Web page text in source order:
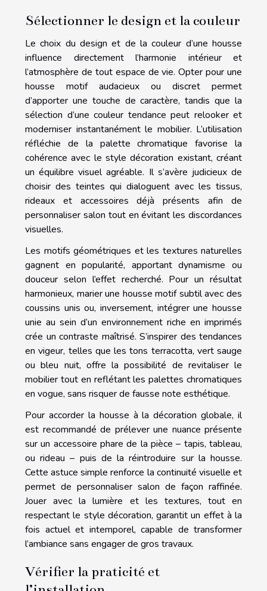
Sélectionner le design et la couleur
Le choix du design et de la couleur d’une housse
influence directement l’harmonie intérieur et
l’atmosphère de tout espace de vie. Opter pour une
housse motif audacieux ou discret permet
d’apporter une touche de caractère, tandis que la
sélection d’une couleur tendance peut relooker et
moderniser instantanément le mobilier. L’utilisation
réfléchie de la palette chromatique favorise la
cohérence avec le style décoration existant, créant
un équilibre visuel agréable. Il s’avère judicieux de
choisir des teintes qui dialoguent avec les tissus,
rideaux et accessoires déjà présents afin de
personnaliser salon tout en évitant les discordances
visuelles.
Les motifs géométriques et les textures naturelles
gagnent en popularité, apportant dynamisme ou
douceur selon l’effet recherché. Pour un résultat
harmonieux, marier une housse motif subtil avec des
coussins unis ou, inversement, intégrer une housse
unie au sein d’un environnement riche en imprimés
crée un contraste maîtrisé. S’inspirer des tendances
en vigeur, telles que les tons terracotta, vert sauge
ou bleu nuit, offre la possibilité de revitaliser le
mobilier tout en reflétant les palettes chromatiques
en vogue, sans risquer de fausse note esthétique.
Pour accorder la housse à la décoration globale, il
est recommandé de prélever une nuance présente
sur un accessoire phare de la pièce – tapis, tableau,
ou rideau – puis de la réintroduire sur la housse.
Cette astuce simple renforce la continuité visuelle et
permet de personnaliser salon de façon raffinée.
Jouer avec la lumière et les textures, tout en
respectant le style décoration, garantit un effet à la
fois actuel et intemporel, capable de transformer
l’ambiance sans engager de gros travaux.
Vérifier la praticité et